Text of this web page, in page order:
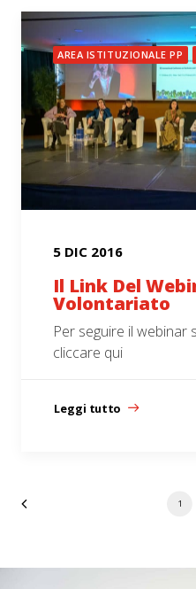
AREA ISTITUZIONALE PP
5 DIC 2016
Il Link Del
Volontariato
Per seguire il
cliccare qui
Leggi tutto
1